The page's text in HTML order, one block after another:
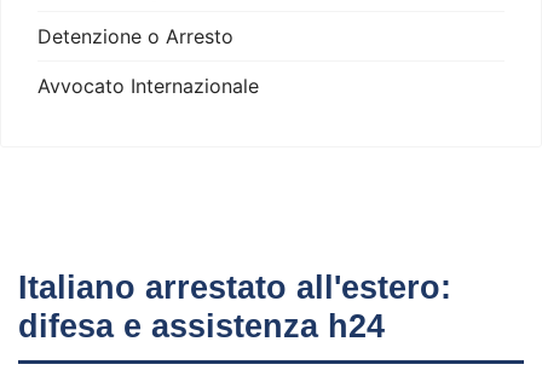
Detenzione o Arresto
Avvocato Internazionale
Italiano arrestato all'estero:
difesa e assistenza h24